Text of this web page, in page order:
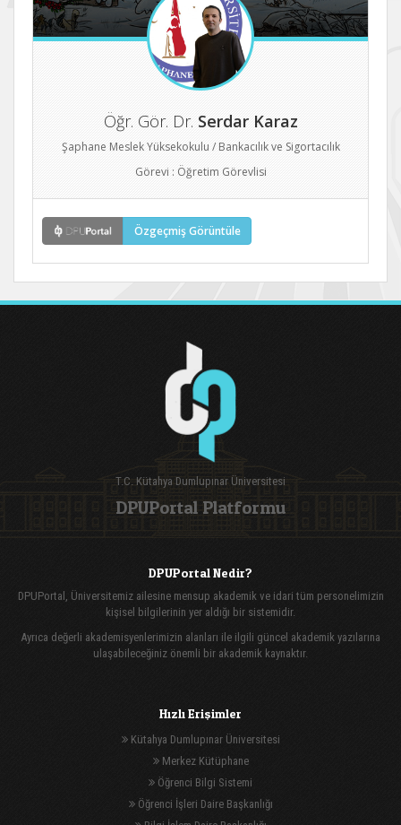
Öğr. Gör. Dr. Serdar Karaz
Şaphane Meslek Yüksekokulu / Bankacılık ve Sigortacılık
Görevi : Öğretim Görevlisi
Özgeçmiş Görüntüle
T.C. Kütahya Dumlupınar Üniversitesi
DPUPortal Platformu
DPUPortal Nedir?
DPUPortal, Üniversitemiz ailesine mensup akademik ve idari tüm personelimizin
kişisel bilgilerinin yer aldığı bir sistemidir.
Ayrıca değerli akademisyenlerimizin alanları ile ilgili güncel akademik yazılarına
ulaşabileceğiniz önemli bir akademik kaynaktır.
Hızlı Erişimler
Kütahya Dumlupınar Üniversitesi
Merkez Kütüphane
Öğrenci Bilgi Sistemi
Öğrenci İşleri Daire Başkanlığı